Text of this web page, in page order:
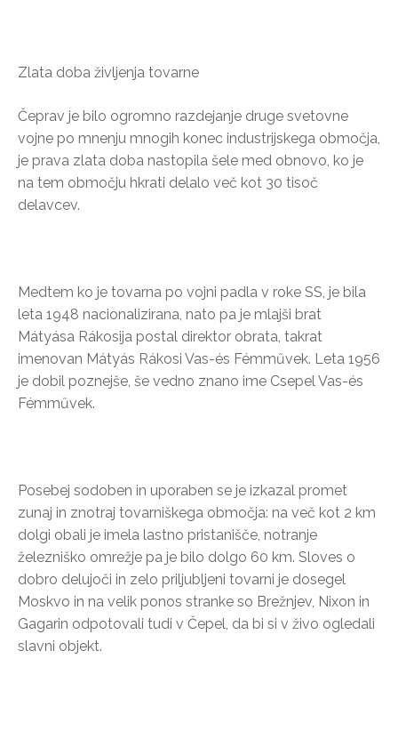
Zlata doba življenja tovarne
Čeprav je bilo ogromno razdejanje druge svetovne
vojne po mnenju mnogih konec industrijskega območja,
je prava zlata doba nastopila šele med obnovo, ko je
na tem območju hkrati delalo več kot 30 tisoč
delavcev.
Medtem ko je tovarna po vojni padla v roke SS, je bila
leta 1948 nacionalizirana, nato pa je mlajši brat
Mátyása Rákosija postal direktor obrata, takrat
imenovan Mátyás Rákosi Vas-és Fémművek. Leta 1956
je dobil poznejše, še vedno znano ime Csepel Vas-és
Fémművek.
Posebej sodoben in uporaben se je izkazal promet
zunaj in znotraj tovarniškega območja: na več kot 2 km
dolgi obali je imela lastno pristanišče, notranje
železniško omrežje pa je bilo dolgo 60 km. Sloves o
dobro delujoči in zelo priljubljeni tovarni je dosegel
Moskvo in na velik ponos stranke so Brežnjev, Nixon in
Gagarin odpotovali tudi v Čepel, da bi si v živo ogledali
slavni objekt.